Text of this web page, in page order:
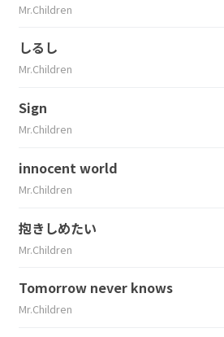
Mr.Children
しるし
Mr.Children
Sign
Mr.Children
innocent world
Mr.Children
抱きしめたい
Mr.Children
Tomorrow never knows
Mr.Children